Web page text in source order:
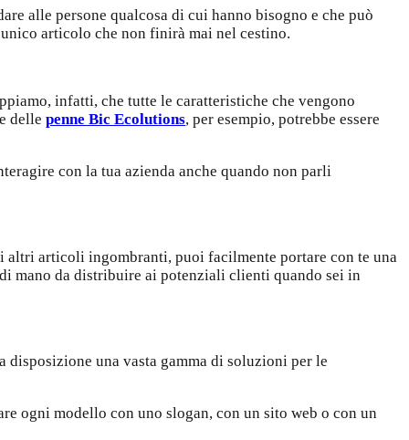
alle persone qualcosa di cui hanno bisogno e che può
articolo che non finirà mai nel cestino.
infatti, che tutte le caratteristiche che vengono
delle penne Bic Ecolutions, per esempio, potrebbe essere
con la tua azienda anche quando non parli
altri articoli ingombranti, puoi facilmente portare con te una
mano da distribuire ai potenziali clienti quando sei in
una vasta gamma di soluzioni per le
ogni modello con uno slogan, con un sito web o con un